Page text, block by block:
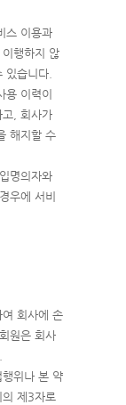
스 이용과
행하지 않
있습니다.
이력이
고, 회사가
해지할 수
명의자와
우에 서비
회사에 손
원은 회사
위나 본 약
의 제3자로